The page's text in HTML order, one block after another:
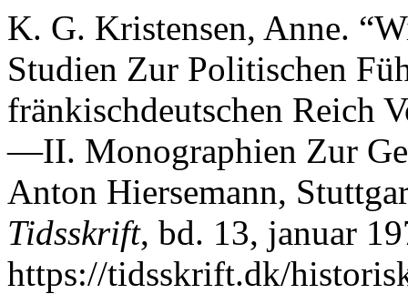
K. G. Kristensen, Anne.
Studien Zur Politischen
fränkischdeutschen Reich
—II. Monographien Zur
Anton Hiersemann,
Tidsskrift, bd. 13, januar
https://tidsskrift.dk/